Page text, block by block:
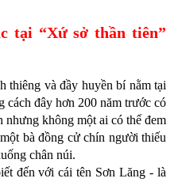
tại “Xứ sở thần tiên”
thiêng và đầy huyền bí nằm tại
cách đây hơn 200 năm trước có
không một ai có thể đem
bà đồng cử chín người thiếu
chân núi.
đến với cái tên Sơn Lăng - là